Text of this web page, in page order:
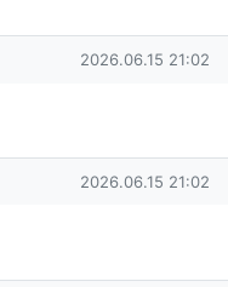
작성일
2026.06.15 21:02
작성일
2026.06.15 21:02